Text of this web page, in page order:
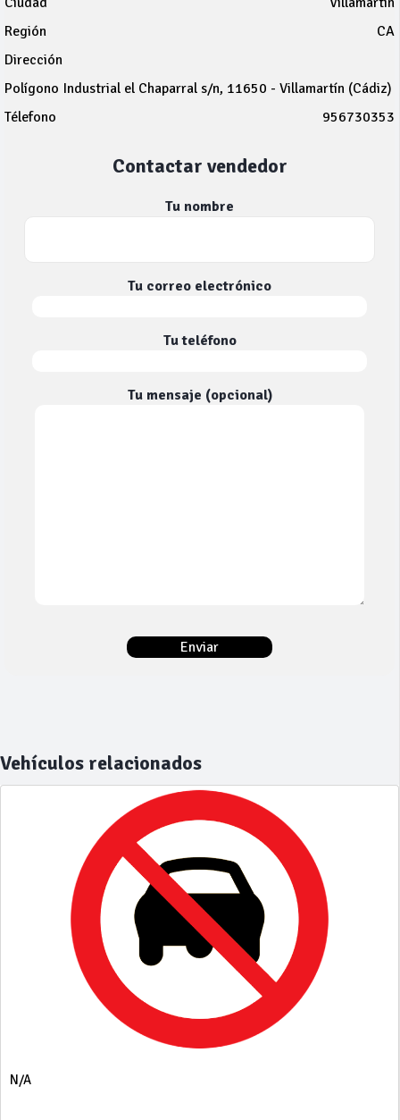
Región
CA
Dirección
Polígono Industrial el Chaparral s/n, 11650 - Villamartín (Cádiz)
Télefono
956730353
Contactar vendedor
Tu nombre
Tu correo electrónico
Tu teléfono
Tu mensaje (opcional)
Vehículos relacionados
N/A